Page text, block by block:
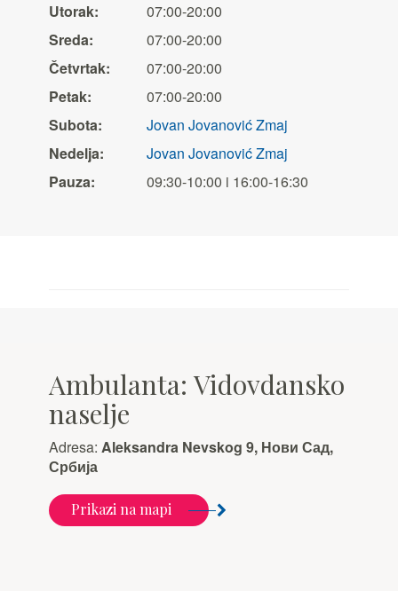
Utorak:
07:00-20:00
Sreda:
07:00-20:00
Četvrtak:
07:00-20:00
Petak:
07:00-20:00
Subota:
Jovan Jovanović Zmaj
Nedelja:
Jovan Jovanović Zmaj
Pauza:
09:30-10:00 i 16:00-16:30
Ambulanta: Vidovdansko
naselje
Adresa: Aleksandra Nevskog 9, Нови Сад,
Србија
Prikazi na mapi